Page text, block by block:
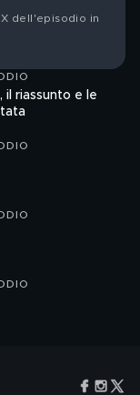
dell'episodio in
il riassunto e le